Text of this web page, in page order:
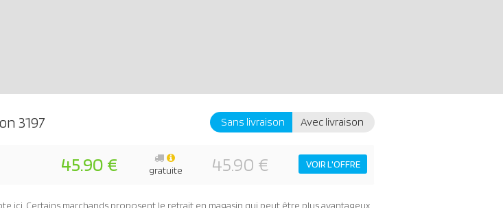
3197 Sans livraison Avec livraison
45.90 € 45.90 € VOIR L'OFFRE
gratuite
ici. Certains marchands proposent le retrait en magasin qui peut être plus avantageux.